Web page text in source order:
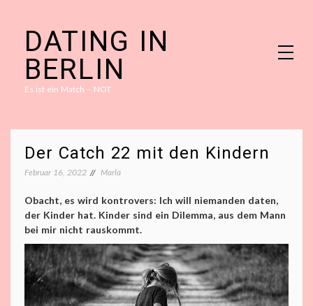
contentDATING IN
BERLIN
Es ist ein Match – NOT
Der Catch 22 mit den Kindern
Februar 16, 2022 Marla
Obacht, es wird kontrovers: Ich will niemanden daten,
der Kinder hat. Kinder sind ein Dilemma, aus dem Mann
bei mir nicht rauskommt.